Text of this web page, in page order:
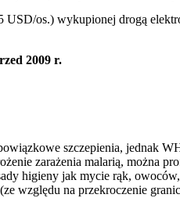
os.) wykupionej drogą
2009 r.
szczepienia, jednak
zarażenia malarią, można
higieny jak mycie rąk,
względu na przekroczenie